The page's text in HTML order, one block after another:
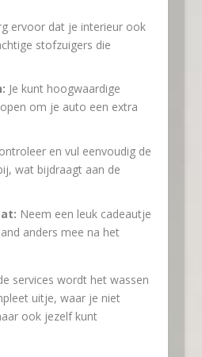
ervoor dat je interieur ook
stofzuigers die
Je kunt hoogwaardige
om je auto een extra
en vul eenvoudig de
wat bijdraagt aan de
Neem een leuk cadeautje
anders mee na het
services wordt het wassen
uitje, waar je niet
ook jezelf kunt